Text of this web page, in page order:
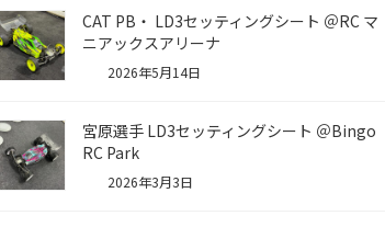
CAT PB・ LD3セッティングシート ＠RC マ
ニアックスアリーナ
2026年5月14日
宮原選手 LD3セッティングシート ＠Bingo
RC Park
2026年3月3日